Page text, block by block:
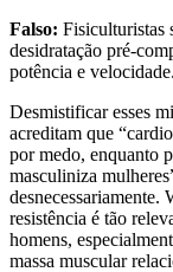
Falso: Fisiculturistas
desidratação pré-
potência e
Desmistificar esses
acreditam que
por medo, enquanto
masculiniza
desnecessariamente.
resistência é tão
homens,
massa muscular